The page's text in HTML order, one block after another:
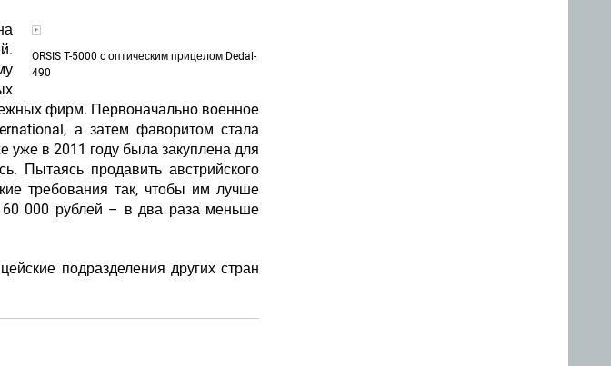
ORSIS T-5000 c оптическим прицелом Dedal-
490
фирм. Первоначально военное
а затем фаворитом стала
уже в 2011 году была закуплена для
Пытаясь продавить австрийского
требования так, чтобы им лучше
000 рублей – в два раза меньше
подразделения других стран